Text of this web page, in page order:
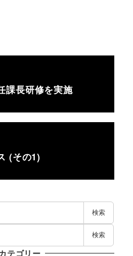
課長研修を実施
(その1)
検索
検索
テゴリー